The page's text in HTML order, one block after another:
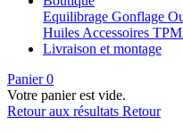
Equilibrage Gonflage
Huiles Accessoires
Livraison et montage
Panier 0
Votre panier est vide.
Retour aux résultats Retour